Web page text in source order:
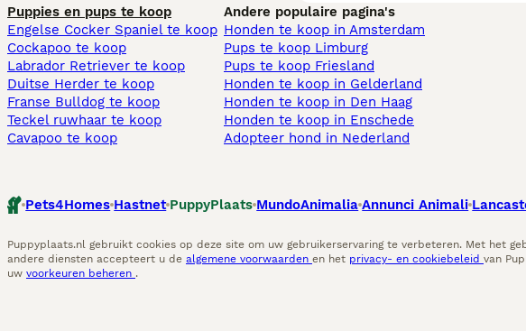
Puppies en pups te koop
Engelse Cocker Spaniel te koop
Cockapoo te koop
Labrador Retriever te koop
Duitse Herder te koop
Franse Bulldog te koop
Teckel ruwhaar te koop
Cavapoo te koop
Andere populaire pagina's
Honden te koop in Amsterdam
Pups te koop Limburg​
Pups te koop Friesland​
Honden te koop in Gelderland
Honden te koop in Den Haag
Honden te koop in Enschede
Adopteer hond in Nederland
Pets4Homes Hastnet PuppyPlaats MundoAnimalia Annunci Animali
Puppyplaats.nl gebruikt cookies op deze site om uw gebruikerservaring te verbeteren. Met het
andere diensten accepteert u de algemene voorwaarden en het privacy- en cookiebeleid van
uw voorkeuren beheren .